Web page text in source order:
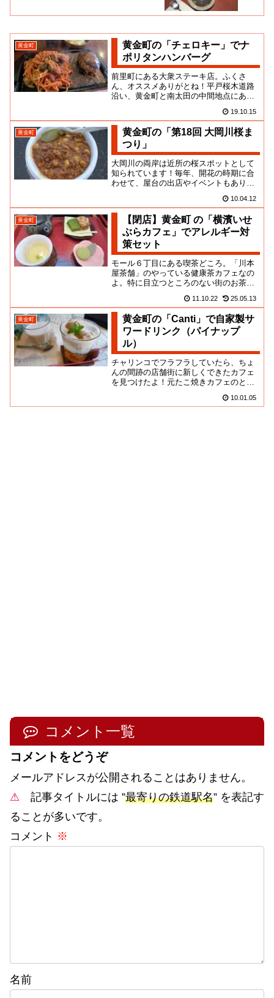
黄金町
黄金町の「チェロキー」でナ
ポリタンハンバーグ
前里町にある大衆ステーキ店。ふくさ
ん、オススメありがとね！平戸桜木道路
沿い、黄金町と南太田の中間地点にある
で、その後、景気はどんなもんかな...
19.10.15
黄金町
黄金町の「第18回 大岡川桜ま
つり」
大岡川の両岸は近所の桜スポットとして
知られています！毎年、開花の時期に合
わせて、屋台の出店やイベントもあり。
となります。食屋台は昔ながら... 10.04.12
黄金町
【閉店】黄金町 の「横濱いせ
ぶらカフェ」でアレルギー対
策セット
モール６丁目にある喫茶どころ。「川本
屋茶舗」のやっている健康茶カフェなの
よ。特に目立つところのない街のお茶屋
かったのよ。明治創業の老舗だ...
11.10.22 25.05.13
黄金町
黄金町の「Canti」で自家製サ
ワードリンク（パイナップ
ル）
チャリンコでフラフラしていたら、ちょ
んの間跡の店舗街に新しくできたカフェ
を見つけたよ！元たこ焼きカフェのとこ
た、いかにも文系な兄貴がやって...10.01.05
コメント一覧
コメントをどうぞ
メールアドレスが公開されることはありません。
⚠ 記事タイトルには ”最寄りの鉄道駅名” を表記す
ることが多いです。
コメント ※
名前